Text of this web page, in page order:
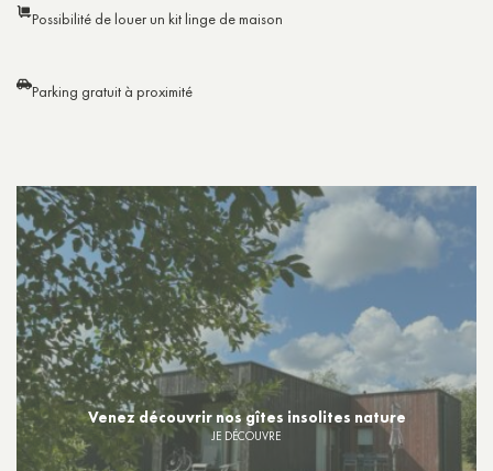
Possibilité de louer un kit linge de maison
Parking gratuit à proximité
Venez découvrir nos gîtes insolites nature
JE DÉCOUVRE